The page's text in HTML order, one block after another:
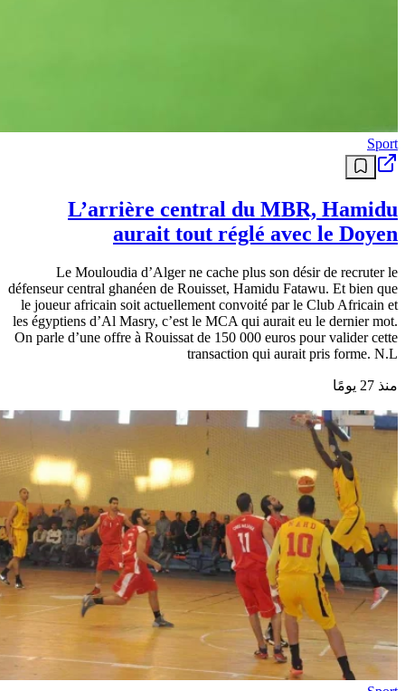
Sport
L’arrière central du MBR, Hamidu
aurait tout réglé avec le Doyen
Le Mouloudia d’Alger ne cache plus son désir de recruter le
défenseur central ghanéen de Rouisset, Hamidu Fatawu. Et bien que
le joueur africain soit actuellement convoité par le Club Africain et
les égyptiens d’Al Masry, c’est le MCA qui aurait eu le dernier mot.
On parle d’une offre à Rouissat de 150 000 euros pour valider cette
transaction qui aurait pris forme. N.L
منذ 27 يومًا